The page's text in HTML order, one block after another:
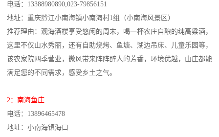
电话：13388980890,023-79856151
地址：重庆黔江小南海镇小南海村1组（小南海风景区）
推荐理由：观海酒楼享受悠闲的周末，喝一杯农庄自酿的纯高粱酒，
这里不仅山水秀丽，还有自助烧烤、鱼塘、湖边吊床、儿童乐园等，
该农家院四季营业，微风带来阵阵醉人的芳香，环境优越，山庄都能
满足您的不同需求，感受乡土之气。
2：南海鱼庄
电话：13896465478
地址：小南海镇海口